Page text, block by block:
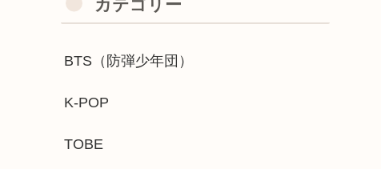
カテゴリー
BTS（防弾少年団）
K-POP
TOBE